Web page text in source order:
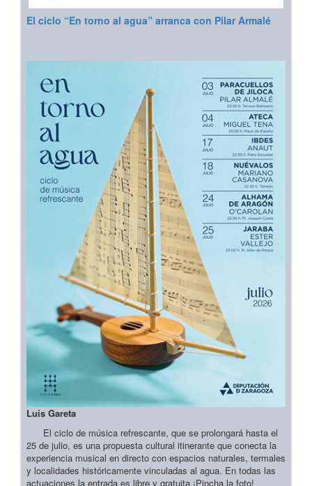
El ciclo “En torno al agua” arranca con Pilar Armalé
Luis Gareta
El ciclo de música refrescante, que se prolongará hasta el
25 de julio, es una propuesta cultural itinerante que conecta la
experiencia musical en directo con espacios naturales, termales
y localidades históricamente vinculadas al agua. En todas las
actuaciones la entrada es libre y gratuita ¡Pincha la foto!